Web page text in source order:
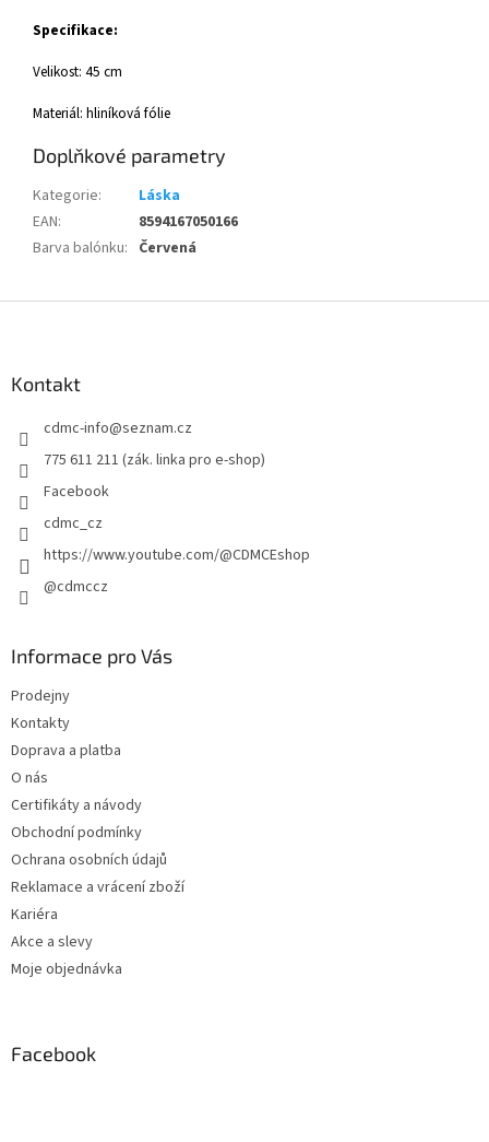
Specifikace:
Velikost: 45 cm
Materiál: hliníková fólie
Doplňkové parametry
Kategorie:
Láska
EAN:
8594167050166
Barva balónku: Červená
Kontakt
cdmc-info@seznam.cz
775 611 211 (zák. linka pro e-shop)
Facebook
cdmc_cz
https://www.youtube.com/@CDMCEshop
@cdmccz
Informace pro Vás
Prodejny
Kontakty
Doprava a platba
O nás
Certifikáty a návody
Obchodní podmínky
Ochrana osobních údajů
Reklamace a vrácení zboží
Kariéra
Akce a slevy
Moje objednávka
Facebook